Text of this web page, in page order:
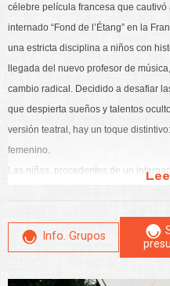
célebre película francesa que
internado “Fond de l’Étang” en la
una estricta disciplina a niños con
llegada del nuevo profesor de
cambio radical. Decidido a desafiar
que despierta sueños y talentos
versión teatral, hay un toque
femenino.
Las niñas, procedentes de un
matemáticas visto en la película,
mostrando cómo la música consigue
Info. Grupos